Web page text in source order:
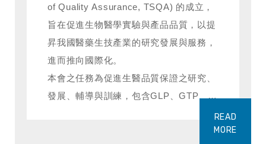
of Quality Assurance, TSQA) 的成立，
旨在促進生物醫學實驗與產品品質，以提
昇我國醫藥生技產業的研究發展與服務，
進而推向國際化。
本會之任務為促進生醫品質保證之研究、
發展、輔導與訓練，包含GLP、GTP、
READ
MORE